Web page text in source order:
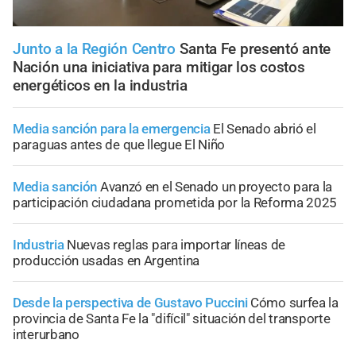
Junto a la Región Centro Santa Fe presentó ante
Nación una iniciativa para mitigar los costos
energéticos en la industria
Media sanción para la emergencia El Senado abrió el
paraguas antes de que llegue El Niño
Media sanción Avanzó en el Senado un proyecto para la
participación ciudadana prometida por la Reforma 2025
Industria Nuevas reglas para importar líneas de
producción usadas en Argentina
Desde la perspectiva de Gustavo Puccini Cómo surfea la
provincia de Santa Fe la "difícil" situación del transporte
interurbano